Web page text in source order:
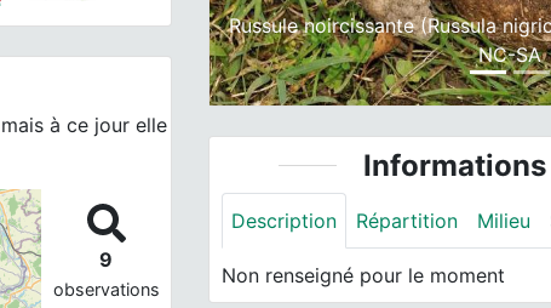
à ce jour elle
9
observations
Russule noircissante (Russula
NC-SA
Informations
Description Répartition Milieu
Non renseigné pour le moment